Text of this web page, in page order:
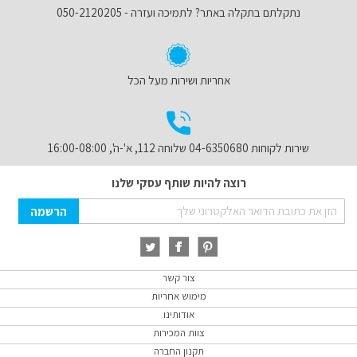
נתקלתם בתקלה באתר? לתמיכה ועזרה - 050-2120205
אחריות ושירות מעל הכל
שירות לקוחות 04-6350680 שלוחה 112, א'-ה', 16:00-08:00
רוצה להיות שותף עסקי שלנו
Sign
Up
Newsletter:
הרשמה
צור קשר
מימוש אחריות
אודותינו
צוות המכירות
תקנון החברה